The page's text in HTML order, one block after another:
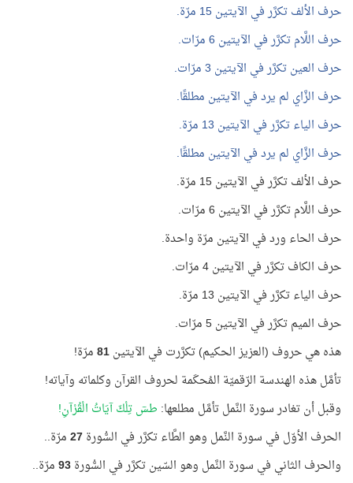
حرف الألف تكرَّر في الآيتين 15 مرّة.
حرف اللَّام تكرَّر في الآيتين 6 مرّات.
حرف العين تكرَّر في الآيتين 3 مرّات.
حرف الزَّاي لم يرد في الآيتين مطلقًا.
حرف الياء تكرَّر في الآيتين 13 مرّة.
حرف الزَّاي لم يرد في الآيتين مطلقًا.
حرف الألف تكرَّر في الآيتين 15 مرّة.
حرف اللَّام تكرَّر في الآيتين 6 مرّات.
حرف الحاء ورد في الآيتين مرّة واحدة.
حرف الكاف تكرَّر في الآيتين 4 مرّات.
حرف الياء تكرَّر في الآيتين 13 مرّة.
حرف الميم تكرَّر في الآيتين 5 مرّات.
هذه هي حروف (العزيز الحكيم) تكرَّرت في الآيتين81مرّة!
تأمَّل هذه الهندسة الرّقميّة المُحكَمة لحروف القرآن وكلماته وآياته!
وقبل أن تغادر سورة النَّمل تأمَّل مطلعها: طسٓ تِلْكَ آيَاتُ الْقُرْآنِ!
الحرف الأوّل في سورة النَّمل وهو الطَّاء تكرَّر في السُّورة27مرّة..
والحرف الثاني في سورة النَّمل وهو السّين تكرَّر في السُّورة93مرّة..